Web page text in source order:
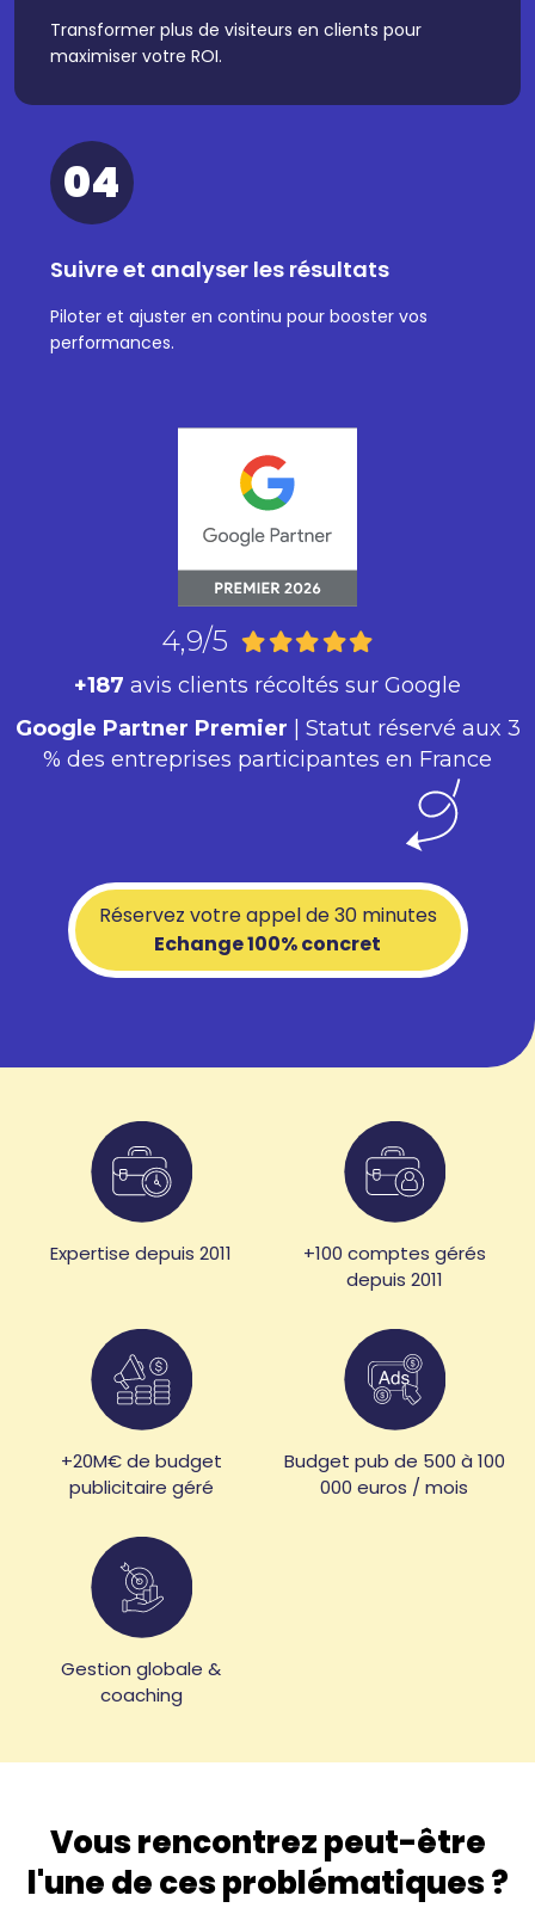
Transformer plus de visiteurs en clients pour
maximiser votre ROI.
04
Suivre et analyser les résultats
Piloter et ajuster en continu pour booster vos
performances.
4,9/5
+187 avis clients récoltés sur Google
Google Partner Premier | Statut réservé aux 3
% des entreprises participantes en France
Réservez votre appel de 30 minutes
Echange 100% concret
Expertise depuis 2011
+100 comptes gérés
depuis 2011
+20M€ de budget
publicitaire géré
Budget pub de 500 à 100
000 euros / mois
Gestion globale &
coaching
Vous rencontrez peut-être
l'une de ces problématiques ?